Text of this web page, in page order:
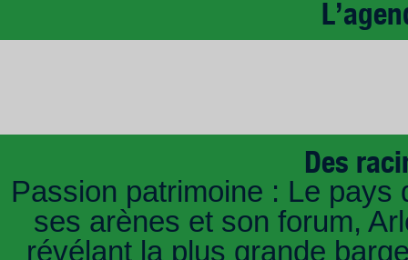
Des
Passion patrimoine : Le pays
ses arènes et son forum,
révélant la plus grande